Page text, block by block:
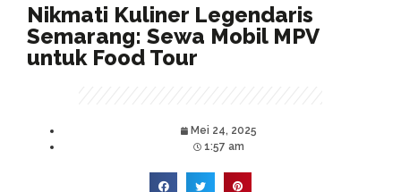
Nikmati Kuliner Legendaris
Semarang: Sewa Mobil MPV
untuk Food Tour
Mei 24, 2025
1:57 am